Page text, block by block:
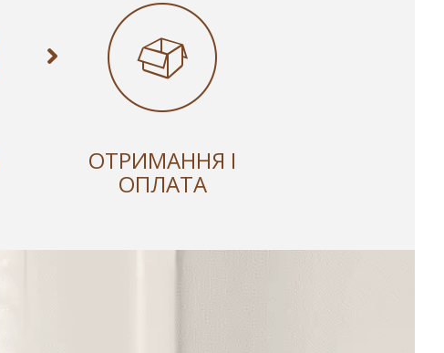
ОТРИМАННЯ І
ОПЛАТА